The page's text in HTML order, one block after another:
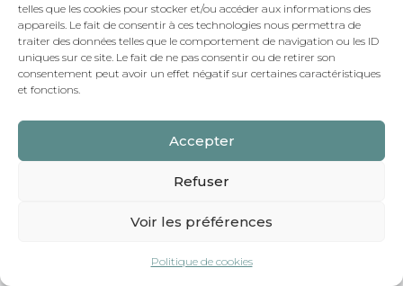
telles que les cookies pour stocker et/ou accéder aux informations des
appareils. Le fait de consentir à ces technologies nous permettra de
traiter des données telles que le comportement de navigation ou les ID
uniques sur ce site. Le fait de ne pas consentir ou de retirer son
consentement peut avoir un effet négatif sur certaines caractéristiques
et fonctions.
Accepter
Refuser
Voir les préférences
Politique de cookies
Newsletter
Copyright © 2023 Hibiscus 33B rue du Fierney 01630
Mentions légales